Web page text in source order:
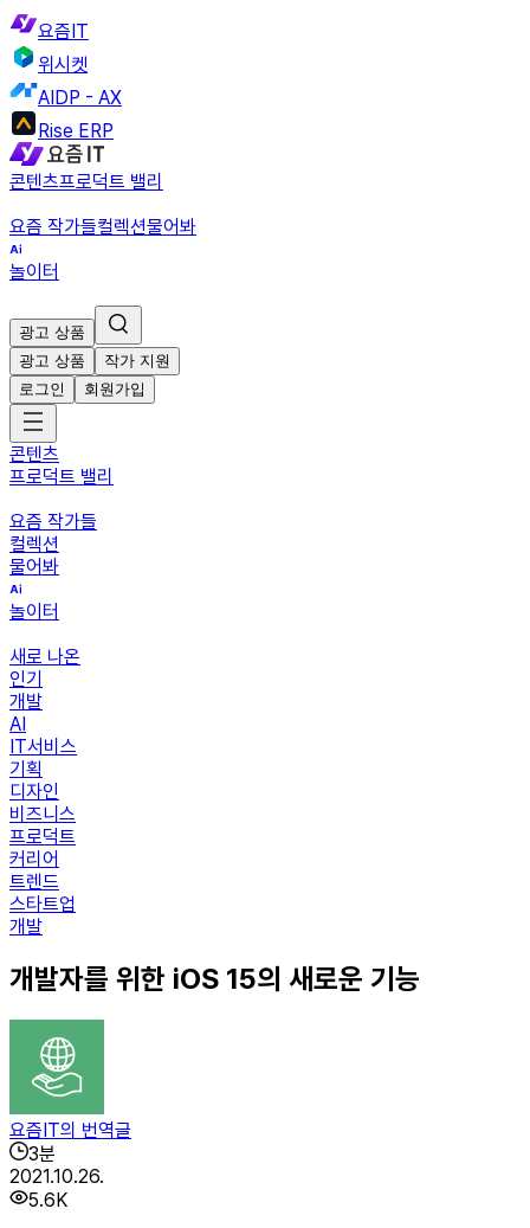
요즘IT
위시켓
AIDP - AX
Rise ERP
콘텐츠프로덕트 밸리
요즘 작가들컬렉션물어봐
놀이터
광고 상품
광고 상품
작가 지원
로그인
회원가입
콘텐츠
프로덕트 밸리
요즘 작가들
컬렉션
물어봐
놀이터
새로 나온
인기
개발
AI
IT서비스
기획
디자인
비즈니스
프로덕트
커리어
트렌드
스타트업
개발
개발자를 위한 iOS 15의 새로운 기능
요즘IT의 번역글
3분
2021.10.26.
5.6K